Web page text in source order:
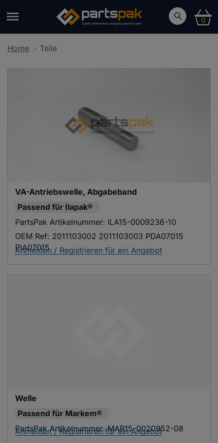
0
Home Teile
VA-Antriebswelle, Abgabeband
Passend für Ilapak®
PartsPak Artikelnummer: ILA15-0009236-10
OEM Ref: 2011103002 2011103003 PDA07015
PIA07015
Anmelden / Registrieren für ein Angebot
Welle
Passend für Markem®
PartsPak Artikelnummer:MAR15-0020952-08
Anmelden / Registrieren für ein Angebot